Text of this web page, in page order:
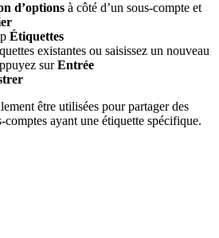
d’options à côté d’un sous-compte et
Étiquettes
existantes ou saisissez un nouveau
surEntrée
être utilisées pour partager des
comptes ayant une étiquette spécifique.